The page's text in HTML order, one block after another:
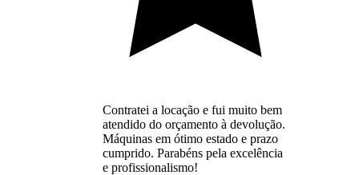
Contratei a locação e fui muito bem
atendido do orçamento à devolução.
Máquinas em ótimo estado e prazo
cumprido. Parabéns pela excelência
e profissionalismo!